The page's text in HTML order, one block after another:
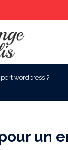
wordpress ?
un